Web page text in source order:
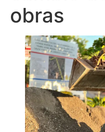
obras